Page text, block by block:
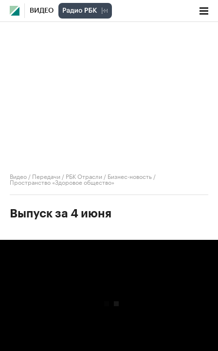
ВИДЕО
Видео / Передачи / РБК Отрасли / Бизнес-новость /
Пространство «Здоровое общество»
Выпуск за 4 июня